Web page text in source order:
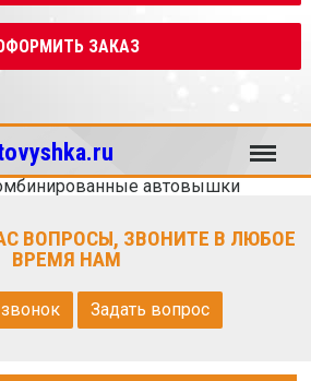
ЗАКАЗ
Меню
автовышки
ВОПРОСЫ, ЗВОНИТЕ В ЛЮБОЕ
ВРЕМЯ НАМ
Задать вопрос